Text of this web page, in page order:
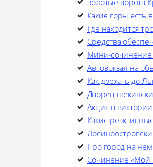
Золотые ворота
Какие горы есть
Где находится
Средства
Мини-сочинение
Автовокзал на
Как доехать до
Дворец
Акция в виктории
Какие
Про город на
Cочинение «Мой